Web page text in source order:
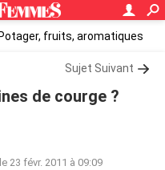
Potager, fruits, aromatiques
Sujet Suivant
de courge ?
23 févr. 2011 à 09:09